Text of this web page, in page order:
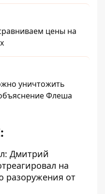
цены на
уничтожить
Флеша
Дмитрий
на
разоружения от